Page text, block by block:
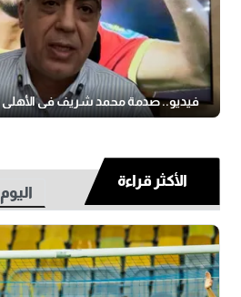
فيديو.. صدمة محمد شريف في الأهلي
الأكثر قراءة
اليوم